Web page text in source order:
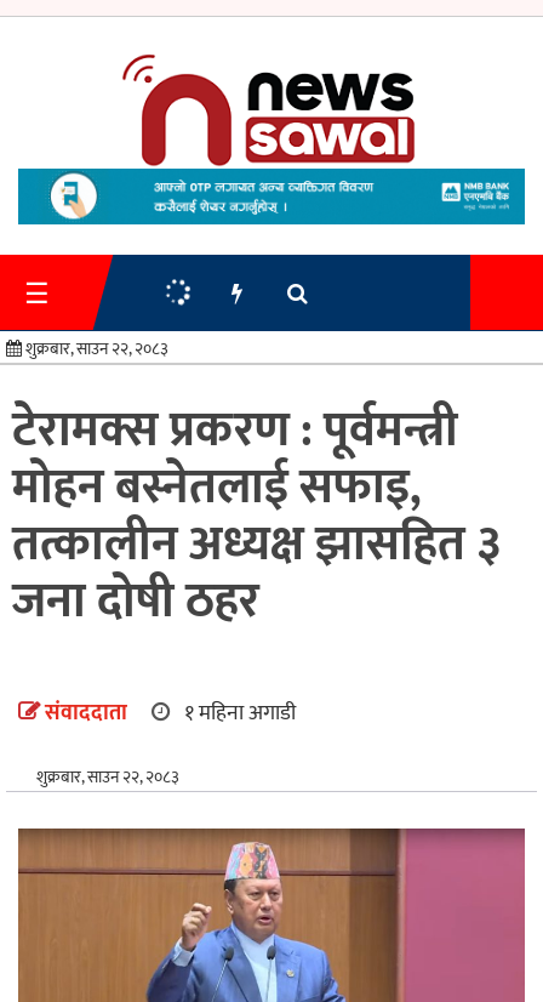
गृहपृष्ठ
समाचार
प्रशासन
स्वास्थ्य/
शिक्षा
मनोरन्जन
अन्तर्राष्ट्रिय
☰
शुक्रबार, साउन २२, २०८३
टेरामक्स प्रकरण : पूर्वमन्त्री
मोहन बस्नेतलाई सफाइ,
तत्कालीन अध्यक्ष झासहित ३
जना दोषी ठहर
संवाददाता १ महिना अगाडी
शुक्रबार, साउन २२, २०८३